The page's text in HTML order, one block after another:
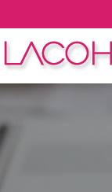
열기